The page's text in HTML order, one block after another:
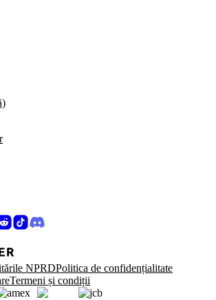
NPRDPolitica de confidențialitate
Termeni și condiții